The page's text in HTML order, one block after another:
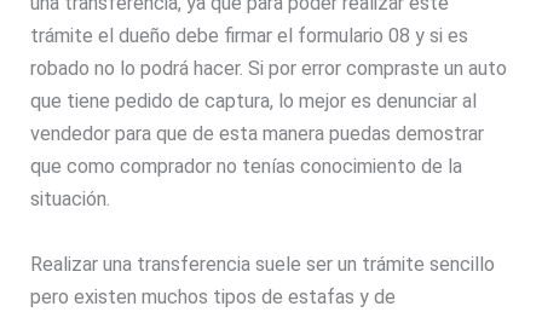
trámite el dueño debe firmar el formulario 08 y si es
robado no lo podrá hacer. Si por error compraste un auto
que tiene pedido de captura, lo mejor es denunciar al
vendedor para que de esta manera puedas demostrar
que como comprador no tenías conocimiento de la
situación.
Realizar una transferencia suele ser un trámite sencillo
pero existen muchos tipos de estafas y de